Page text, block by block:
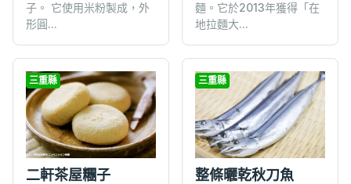
子。 它使用米粉製成，外
形圓...
麵。它於2013年獲得「在
地拉麵大...
三重縣
二軒茶屋糰子
三重縣
整條曬乾秋刀魚